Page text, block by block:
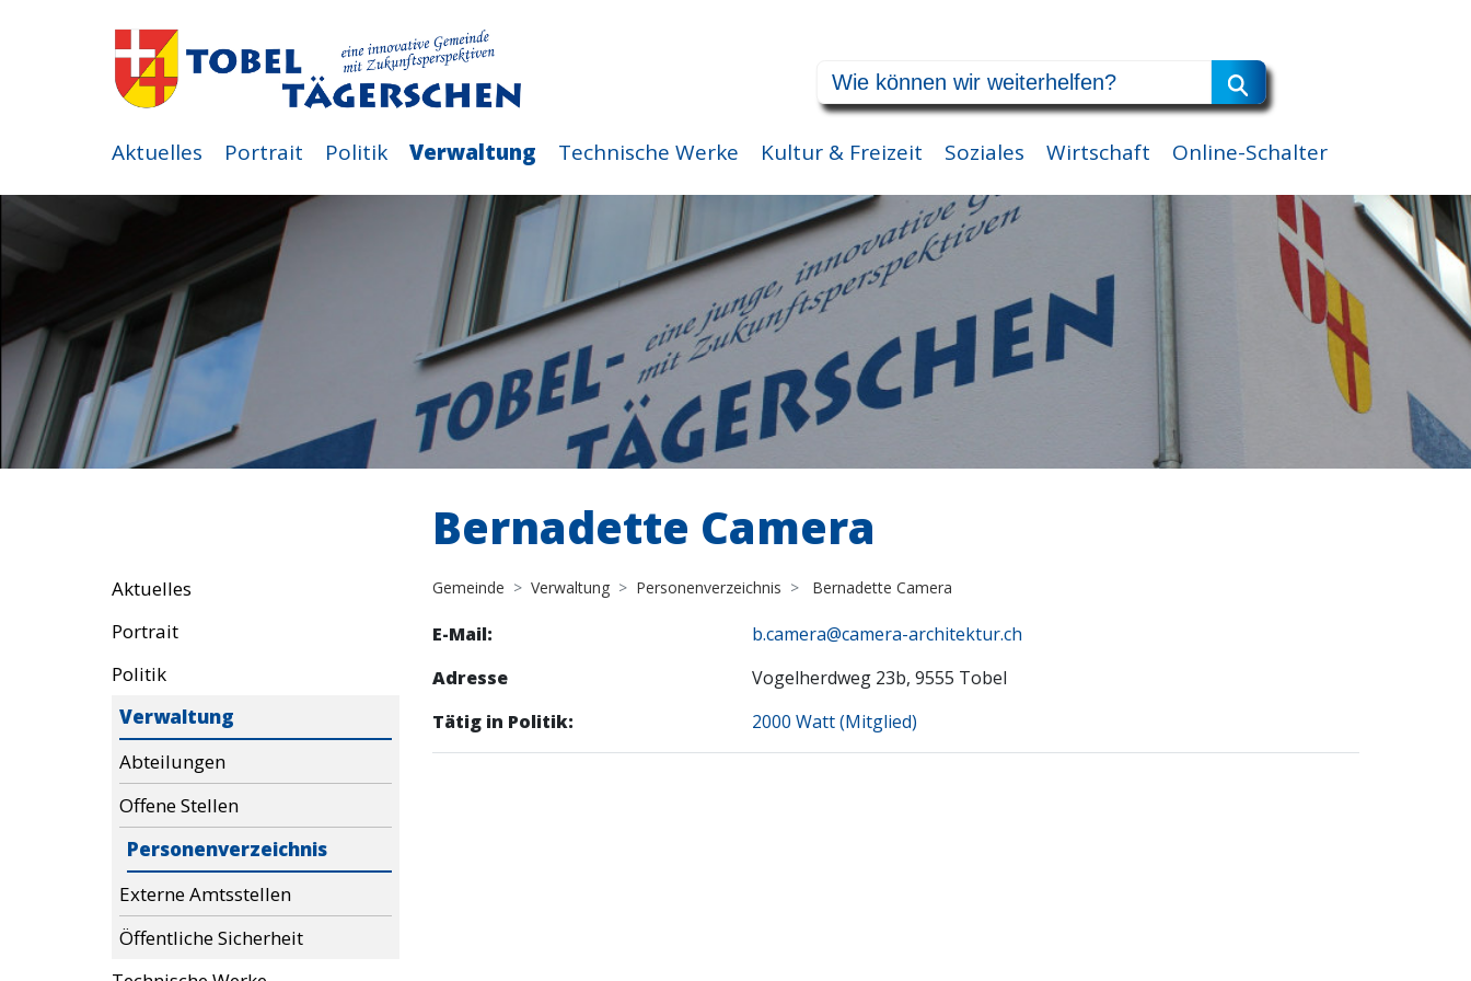
Aktuelles Portrait Politik Verwaltung Technische Werke Kultur & Freizeit Soziales Wirtschaft Online-Schalter
Aktuelles
Portrait
Politik
Verwaltung
Abteilungen
Offene Stellen
Personenverzeichnis
Externe Amtsstellen
Öffentliche Sicherheit
Bernadette Camera
Gemeinde Verwaltung Personenverzeichnis Bernadette Camera
E-Mail:
b.camera@camera-architektur.ch
Adresse
Vogelherdweg 23b, 9555 Tobel
Tätig in Politik:
2000 Watt (Mitglied)